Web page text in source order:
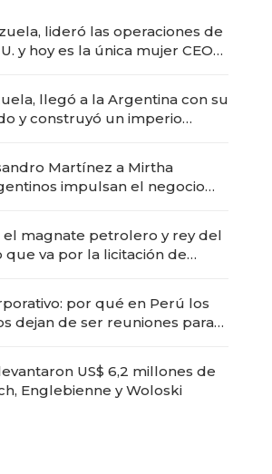
lideró las operaciones de
y hoy es la única mujer CEO
llegó a la Argentina con su
y construyó un imperio
Martínez a Mirtha
impulsan el negocio
el magnate petrolero y rey del
va por la licitación de
por qué en Perú los
dejan de ser reuniones para
US$ 6,2 millones de
Englebienne y Woloski